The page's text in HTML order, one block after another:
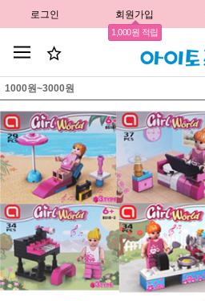
로그인 회원가입
1,000원 적립
1000원~3000원